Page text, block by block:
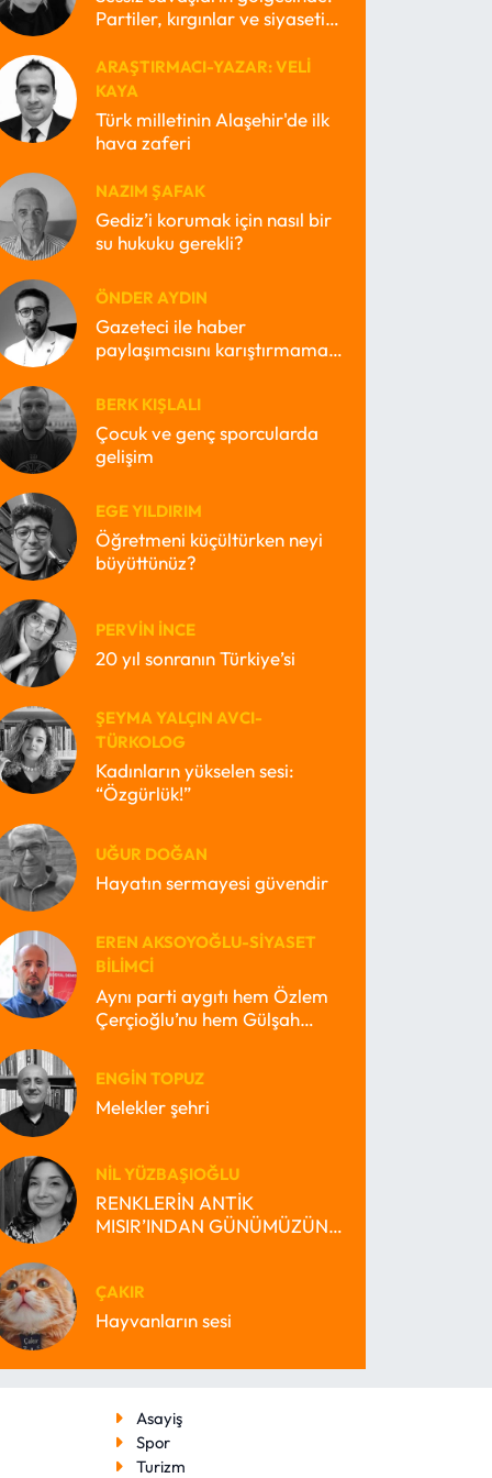
Partiler, kırgınlar ve siyasetin
ARAŞTIRMACI-YAZAR: VELI
KAYA
Türk milletinin Alaşehir'de ilk
hava zaferi
NAZIM ŞAFAK
Gediz’i korumak için nasıl bir
su hukuku gerekli?
ÖNDER AYDIN
Gazeteci ile haber
paylaşımcısını karıştırmamak
BERK KIŞLALI
Çocuk ve genç sporcularda
gelişim
EGE YILDIRIM
Öğretmeni küçültürken neyi
büyüttünüz?
PERVIN İNCE
20 yıl sonranın Türkiye’si
ŞEYMA YALÇIN AVCI-
TÜRKOLOG
Kadınların yükselen sesi:
“Özgürlük!”
UĞUR DOĞAN
Hayatın sermayesi güvendir
EREN AKSOYOĞLU-SIYASET
BILIMCI
Aynı parti aygıtı hem Özlem
Çerçioğlu’nu hem Gülşah
ENGIN TOPUZ
Melekler şehri
NIL YÜZBAŞIOĞLU
RENKLERİN ANTİK
MISIR’INDAN GÜNÜMÜZÜN
ÇAKIR
Hayvanların sesi
Asayiş
Spor
Turizm